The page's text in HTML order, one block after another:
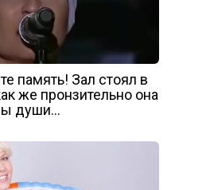
память! Зал стоял в
же пронзительно она
души…